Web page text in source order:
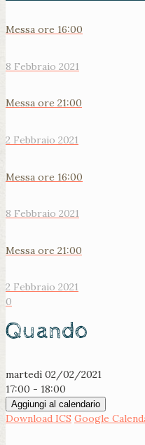
Messa ore 16:00
8 Febbraio 2021
Messa ore 21:00
2 Febbraio 2021
Messa ore 16:00
8 Febbraio 2021
Messa ore 21:00
2 Febbraio 2021
0
Quando
martedì 02/02/2021
17:00 - 18:00
Aggiungi al calendario
Download ICS Google